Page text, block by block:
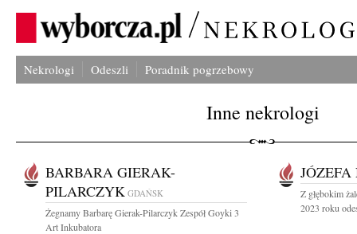
Nekrologi Odeszli Poradnik pogrzebowy
Inne nekrologi
BARBARA GIERAK-
PILARCZYK GDAŃSK
Żegnamy Barbarę Gierak-Pilarczyk Zespół Goyki 3
Art Inkubatora
Z głębokim
2023 roku